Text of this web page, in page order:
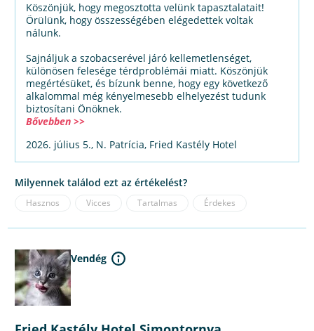
Köszönjük, hogy megosztotta velünk tapasztalatait!
Örülünk, hogy összességében elégedettek voltak
nálunk.
Sajnáljuk a szobacserével járó kellemetlenséget,
különösen felesége térdproblémái miatt. Köszönjük
megértésüket, és bízunk benne, hogy egy következő
alkalommal még kényelmesebb elhelyezést tudunk
biztosítani Önöknek.
Bővebben >>
2026. július 5., N. Patrícia, Fried Kastély Hotel
Milyennek találod ezt az értékelést?
Hasznos Vicces Tartalmas Érdekes
Vendég